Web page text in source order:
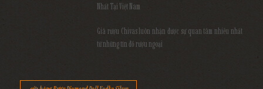
Nhất Tại Việt Nam
Giá rượu Chivas luôn nhận được sự quan tâm nhiều nhất